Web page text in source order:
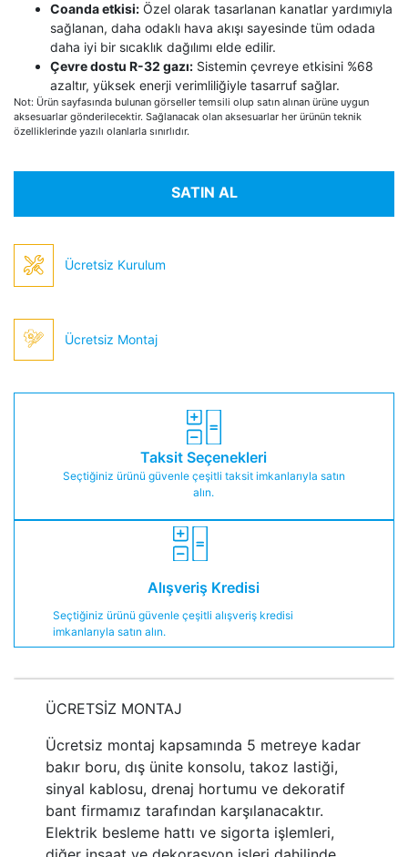
Coanda etkisi: Özel olarak tasarlanan kanatlar yardımıyla
sağlanan, daha odaklı hava akışı sayesinde tüm odada
daha iyi bir sıcaklık dağılımı elde edilir.
Çevre dostu R-32 gazı: Sistemin çevreye etkisini %68
azaltır, yüksek enerji verimliliğiyle tasarruf sağlar.
Not: Ürün sayfasında bulunan görseller temsili olup satın alınan ürüne uygun
aksesuarlar gönderilecektir. Sağlanacak olan aksesuarlar her ürünün teknik
özelliklerinde yazılı olanlarla sınırlıdır.
SATIN AL
Ücretsiz Kurulum
Ücretsiz Montaj
Taksit Seçenekleri
Seçtiğiniz ürünü güvenle çeşitli taksit imkanlarıyla satın
alın.
Alışveriş Kredisi
Seçtiğiniz ürünü güvenle çeşitli alışveriş kredisi
imkanlarıyla satın alın.
ÜCRETSİZ MONTAJ
Ücretsiz montaj kapsamında 5 metreye kadar
bakır boru, dış ünite konsolu, takoz lastiği,
sinyal kablosu, drenaj hortumu ve dekoratif
bant firmamız tarafından karşılanacaktır.
Elektrik besleme hattı ve sigorta işlemleri,